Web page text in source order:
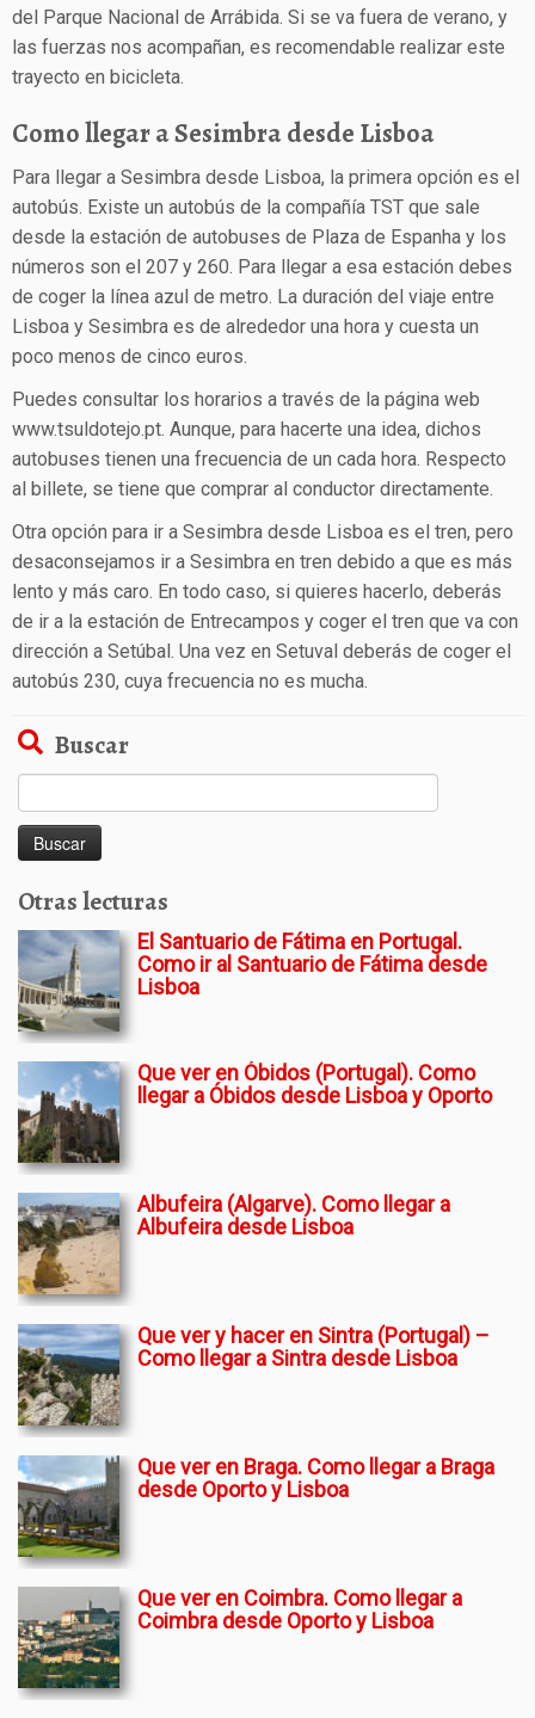
del Parque Nacional de Arrábida. Si se va fuera de verano, y
las fuerzas nos acompañan, es recomendable realizar este
trayecto en bicicleta.
Como llegar a Sesimbra desde Lisboa
Para llegar a Sesimbra desde Lisboa, la primera opción es el
autobús. Existe un autobús de la compañía TST que sale
desde la estación de autobuses de Plaza de Espanha y los
números son el 207 y 260. Para llegar a esa estación debes
de coger la línea azul de metro. La duración del viaje entre
Lisboa y Sesimbra es de alrededor una hora y cuesta un
poco menos de cinco euros.
Puedes consultar los horarios a través de la página web
www.tsuldotejo.pt. Aunque, para hacerte una idea, dichos
autobuses tienen una frecuencia de un cada hora. Respecto
al billete, se tiene que comprar al conductor directamente.
Otra opción para ir a Sesimbra desde Lisboa es el tren, pero
desaconsejamos ir a Sesimbra en tren debido a que es más
lento y más caro. En todo caso, si quieres hacerlo, deberás
de ir a la estación de Entrecampos y coger el tren que va con
dirección a Setúbal. Una vez en Setuval deberás de coger el
autobús 230, cuya frecuencia no es mucha.
Buscar
Otras lecturas
El Santuario de Fátima en Portugal.
Como ir al Santuario de Fátima desde
Lisboa
Que ver en Óbidos (Portugal). Como
llegar a Óbidos desde Lisboa y Oporto
Albufeira (Algarve). Como llegar a
Albufeira desde Lisboa
Que ver y hacer en Sintra (Portugal) –
Como llegar a Sintra desde Lisboa
Que ver en Braga. Como llegar a Braga
desde Oporto y Lisboa
Que ver en Coimbra. Como llegar a
Coimbra desde Oporto y Lisboa